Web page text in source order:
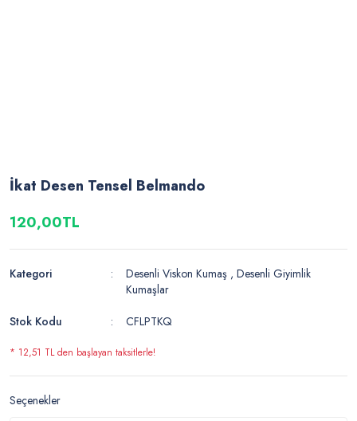
İkat Desen Tensel Belmando
120,00TL
Kategori Desenli Viskon Kumaş ,Desenli Giyimlik
Kumaşlar
Stok Kodu
CFLPTKQ
* 12,51 TL den başlayan taksitlerle!
Seçenekler